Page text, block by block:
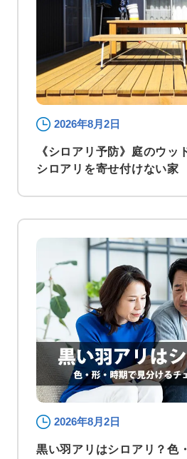
2026年8月2日
《シロアリ予防》庭のウッ
シロアリを寄せ付けない家
2026年8月2日
黒い羽アリはシロアリ？色